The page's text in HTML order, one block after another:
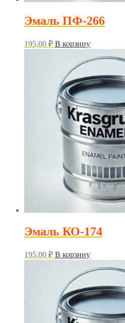
Эмаль ПФ-266
195,00 ₽ В корзину
Эмаль КО-174
195,00 ₽ В корзину